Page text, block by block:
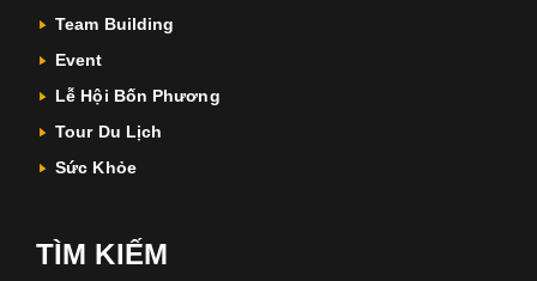
Team Building
Event
Lễ Hội Bốn Phương
Tour Du Lịch
Sức Khỏe
TÌM KIẾM